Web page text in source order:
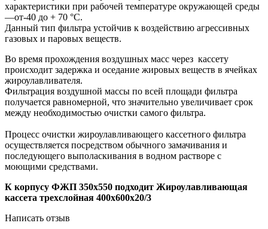
характеристики при рабочей температуре окружающей среды
—от-40 до + 70 °С.
Данный тип фильтра устойчив к воздействию агрессивных
газовых и паровых веществ.
Во время прохождения воздушных масс через кассету
происходит задержка и оседание жировых веществ в ячейках
жироулавливателя.
Фильтрация воздушной массы по всей площади фильтра
получается равномерной, что значительно увеличивает срок
между необходимостью очистки самого фильтра.
Процесс очистки жироулавливающего кассетного фильтра
осуществляется посредством обычного замачивания и
последующего выполаскивания в водном растворе с
моющими средствами.
К корпусу ФЖП 350х550 подходит Жироулавливающая
кассета трехслойная 400х600х20/3
Написать отзыв